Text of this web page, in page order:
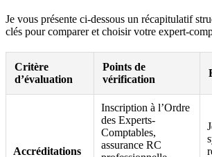
Je vous présente ci-dessous un récapitulatif
clés pour comparer et choisir votre expert-
Critère
d’évaluation
Points de
vérification
Accréditations
Inscription à l’Ordre
des Experts-
Comptables,
assurance RC